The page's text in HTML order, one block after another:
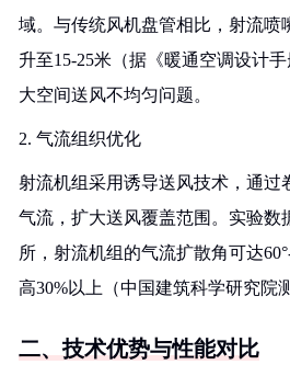
域。与传统风机盘管相比，射流喷
升至15-25米（据《暖通空调设计
大空间送风不均匀问题。
2. 气流组织优化
射流机组采用诱导送风技术，通过
气流，扩大送风覆盖范围。实验数
所，射流机组的气流扩散角可达
高30%以上（中国建筑科学研究院
二、技术优势与性能对比